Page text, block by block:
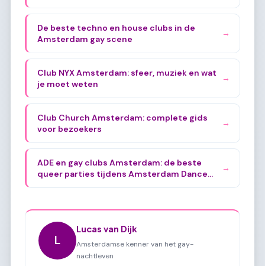
De beste techno en house clubs in de
Amsterdam gay scene
→
Club NYX Amsterdam: sfeer, muziek en wat
je moet weten
→
Club Church Amsterdam: complete gids
voor bezoekers
→
ADE en gay clubs Amsterdam: de beste
queer parties tijdens Amsterdam Dance
→
L
Lucas van Dijk
Amsterdamse kenner van het gay-
nachtleven